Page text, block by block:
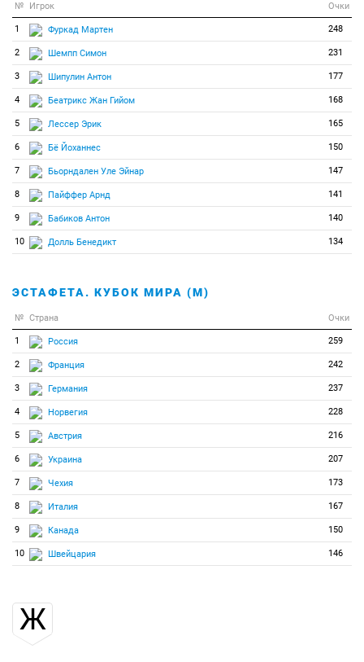
№ Игрок Очки
1 Фуркад Мартен 248
2 Шемпп Симон 231
3 Шипулин Антон 177
4 Беатрикс Жан Гийом 168
5 Лессер Эрик 165
6 Бё Йоханнес 150
7 Бьорндален Уле Эйнар 147
8 Пайффер Арнд 141
9 Бабиков Антон 140
10 Долль Бенедикт 134
ЭСТАФЕТА. КУБОК МИРА (М)
№ Страна Очки
1 Россия 259
2 Франция 242
3 Германия 237
4 Норвегия 228
5 Австрия 216
6 Украина 207
7 Чехия 173
8 Италия 167
9 Канада 150
10 Швейцария 146
Ж